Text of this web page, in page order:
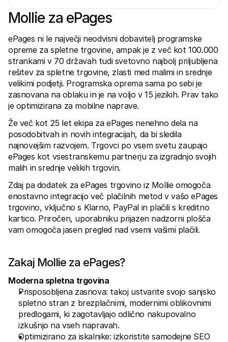
Mollie za ePages
ePages ni le največji neodvisni dobavitelj programske
opreme za spletne trgovine, ampak je z več kot 100.000
strankami v 70 državah tudi svetovno najbolj priljubljena
rešitev za spletne trgovine, zlasti med malimi in srednje
velikimi podjetji. Programska oprema sama po sebi je
zasnovana na oblaku in je na voljo v 15 jezikih. Prav tako
je optimizirana za mobilne naprave.
Že več kot 25 let ekipa za ePages nenehno dela na
posodobitvah in novih integracijah, da bi sledila
najnovejšim razvojem. Trgovci po vsem svetu zaupajo
ePages kot vsestranskemu partnerju za izgradnjo svojih
malih in srednje velikih trgovin.
Zdaj pa dodatek za ePages trgovino iz Mollie omogoča
enostavno integracijo več plačilnih metod v vašo ePages
trgovino, vključno s Klarno, PayPal in plačili s kreditno
kartico. Priročen, uporabniku prijazen nadzorni plošča
vam omogoča jasen pregled nad vsemi vašimi plačili.
Zakaj Mollie za ePages?
Moderna spletna trgovina
Prisposobljena zasnova: takoj ustvarite svojo sanjsko
spletno stran z brezplačnimi, modernimi oblikovnimi
predlogami, ki zagotavljajo odlično nakupovalno
izkušnjo na vseh napravah.
Optimizirano za iskalnike: izkoristite samodejne SEO
Tehnični viri
Portal za razvijalce
Odkrijte vire za razvijalce in posodobitve
Knjižnice
Integrirajte Mollie z že pripravljenimi knjižnicami
Discord skupnost
Pridružite se naši skupnosti razvijalcev
Docs
O Mollie
Cenik
Oglej si naše cene
O nas
Izvedite več o naši zgodbi in
vrednotah
Novice
Preberite najnovejše novice iz
Mollie
Kariera
Pridružite se nam - zaposlujemo!
Kontakt
Za kupce
Za stranke Mollie
Povežite se z našo ekipo za podporo strankam
Odkrijte, kako lahko pomagamo vašemu podjetju